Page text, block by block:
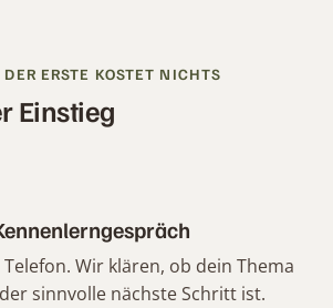
ERSTE KOSTET NICHTS
Einstieg
Wir klären, ob dein Thema
sinnvolle nächste Schritt ist.